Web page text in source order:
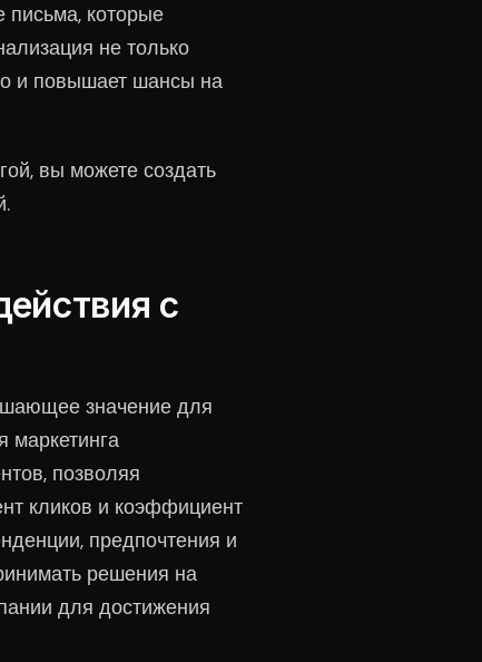
письма, которые
не только
и повышает шансы на
вы можете создать
с
значение для
маркетинга
позволяя
кликов и коэффициент
предпочтения и
решения на
для достижения